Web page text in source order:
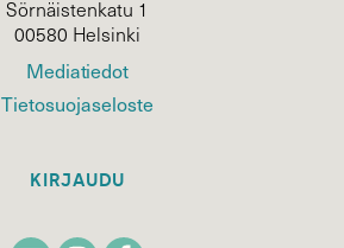
Sörnäistenkatu 1
00580 Helsinki
Mediatiedot
Tietosuojaseloste
KIRJAUDU